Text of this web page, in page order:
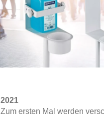
2021
Zum ersten Mal werden